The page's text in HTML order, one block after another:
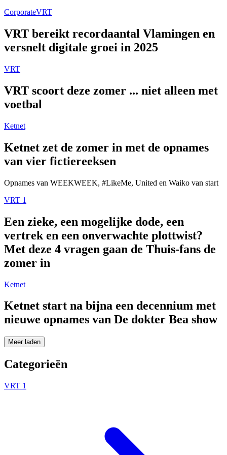
CorporateVRT
VRT bereikt recordaantal Vlamingen en
versnelt digitale groei in 2025
VRT
VRT scoort deze zomer ... niet alleen met
voetbal
Ketnet
Ketnet zet de zomer in met de opnames
van vier fictiereeksen
Opnames van WEEKWEEK, #LikeMe, United en Waiko van start
VRT 1
Een zieke, een mogelijke dode, een
vertrek en een onverwachte plottwist?
Met deze 4 vragen gaan de Thuis-fans de
zomer in
Ketnet
Ketnet start na bijna een decennium met
nieuwe opnames van De dokter Bea show
Meer laden
Categorieën
VRT 1